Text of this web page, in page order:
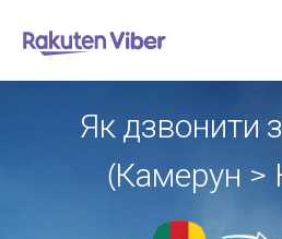
Як дзвонити
(Камерун >